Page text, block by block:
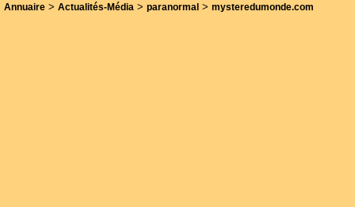
Annuaire > Actualités-Média > paranormal > mysteredumonde.com